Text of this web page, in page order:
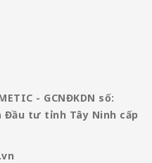
- GCNĐKDN số:
Đầu tư tỉnh Tây Ninh cấp